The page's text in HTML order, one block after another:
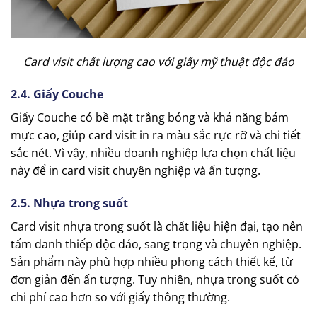
Card visit chất lượng cao với giấy mỹ thuật độc đáo
2.4. Giấy Couche
Giấy Couche có bề mặt trắng bóng và khả năng bám
mực cao, giúp card visit in ra màu sắc rực rỡ và chi tiết
sắc nét. Vì vậy, nhiều doanh nghiệp lựa chọn chất liệu
này để in card visit chuyên nghiệp và ấn tượng.
2.5. Nhựa trong suốt
Card visit nhựa trong suốt là chất liệu hiện đại, tạo nên
tấm danh thiếp độc đáo, sang trọng và chuyên nghiệp.
Sản phẩm này phù hợp nhiều phong cách thiết kế, từ
đơn giản đến ấn tượng. Tuy nhiên, nhựa trong suốt có
chi phí cao hơn so với giấy thông thường.